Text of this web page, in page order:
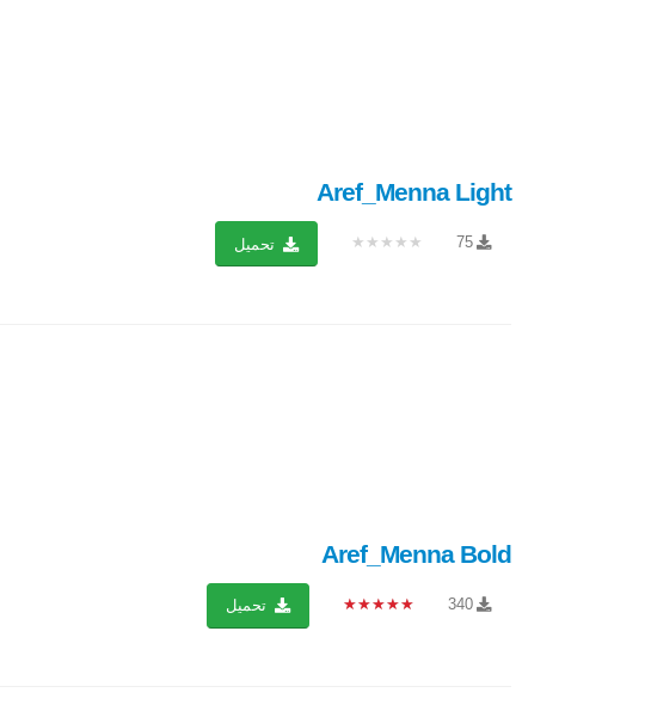
Aref_Menna Light
75
★★★★★ تحميل
Aref_Menna Bold
340
★★★★★ تحميل